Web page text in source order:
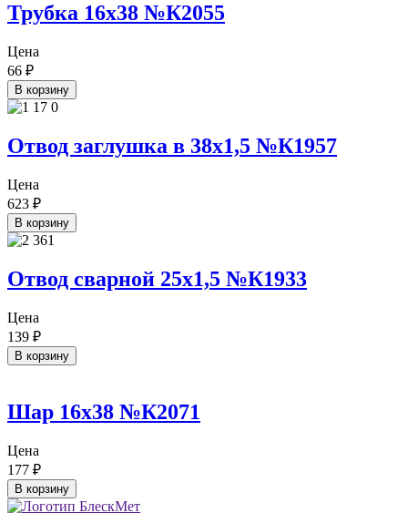
Трубка 16х38 №К2055
Цена
66 ₽
В корзину
Отвод заглушка в 38х1,5 №К1957
Цена
623 ₽
В корзину
Отвод сварной 25х1,5 №К1933
Цена
139 ₽
В корзину
Шар 16х38 №К2071
Цена
177 ₽
В корзину